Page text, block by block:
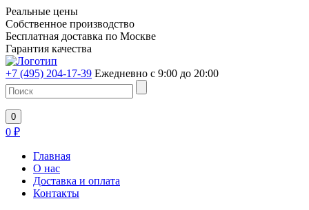
Реальные цены
Собственное производство
Бесплатная доставка по Москве
Гарантия качества
+7 (495) 204-17-39 Ежедневно с 9:00 до 20:00
0
0 ₽
Главная
О нас
Доставка и оплата
Контакты